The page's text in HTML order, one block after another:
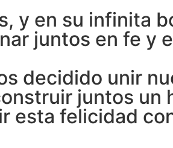
y en su infinita
juntos en fe y
decidido unir
juntos un
esta felicidad